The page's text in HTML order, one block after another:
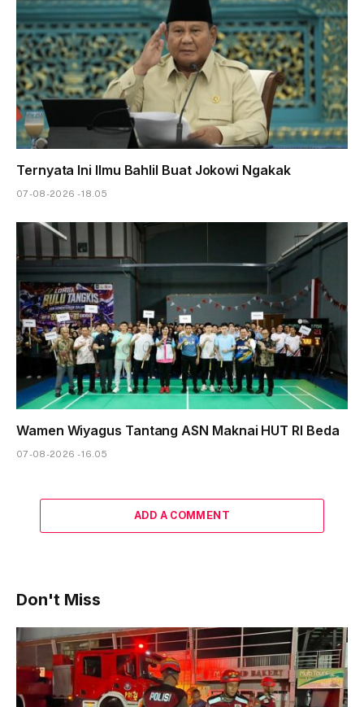
Ternyata Ini Ilmu Bahlil Buat Jokowi Ngakak
07-08-2026 - 18.05
Wamen Wiyagus Tantang ASN Maknai HUT RI Beda
07-08-2026 - 16.05
ADD A COMMENT
Don't Miss